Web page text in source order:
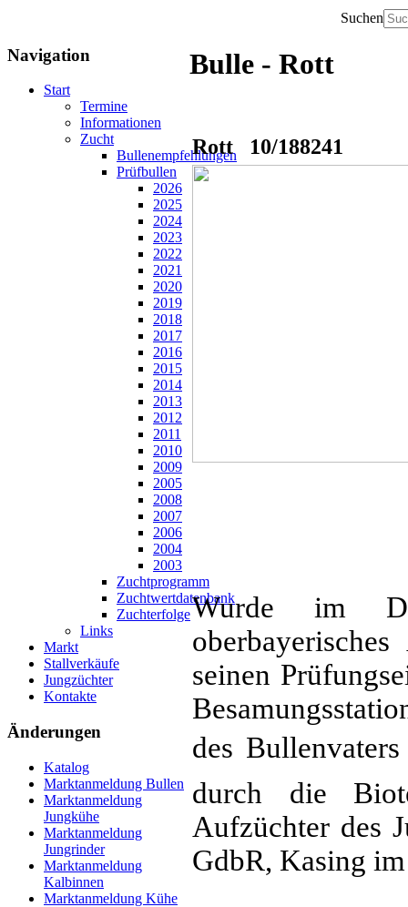
Suchen
Navigation
Start
Termine
Informationen
Zucht
Bullenempfehlungen
Prüfbullen
2026
2025
2024
2023
2022
2021
2020
2019
2018
2017
2016
2015
2014
2013
2012
2011
2010
2009
2005
2008
2007
2006
2004
2003
Zuchtprogramm
Zuchtwertdatenbank
Zuchterfolge
Links
Markt
Stallverkäufe
Jungzüchter
Kontakte
Änderungen
Katalog
Marktanmeldung Bullen
Marktanmeldung
Jungkühe
Marktanmeldung
Jungrinder
Marktanmeldung
Kalbinnen
Marktanmeldung Kühe
Bulle - Rott
Rott 10/188241
Wurde im
seinen
des Bullenvaters
durch die
Aufzüchter des
GdbR, Kasing